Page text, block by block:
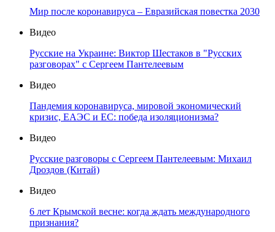
Мир после коронавируса – Евразийская повестка 2030
Видео
Русские на Украине: Виктор Шестаков в "Русских
разговорах" с Сергеем Пантелеевым
Видео
Пандемия коронавируса, мировой экономический
кризис, ЕАЭС и ЕС: победа изоляционизма?
Видео
Русские разговоры с Сергеем Пантелеевым: Михаил
Дроздов (Китай)
Видео
6 лет Крымской весне: когда ждать международного
признания?